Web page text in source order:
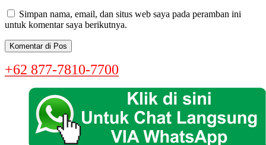
Simpan nama, email, dan situs web saya pada peramban ini
untuk komentar saya berikutnya.
+62 877-7810-7700